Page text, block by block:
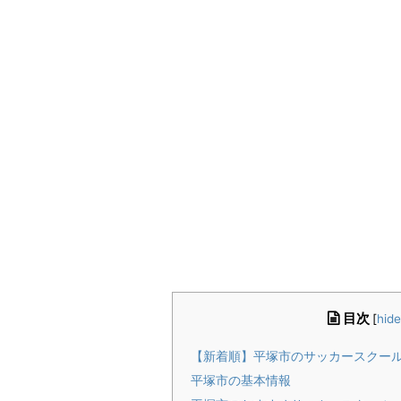
目次 [hide
【新着順】平塚市のサッカースクー
平塚市の基本情報